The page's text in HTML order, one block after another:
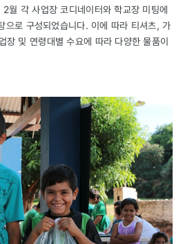
각 사업장 코디네이터와 학교장 미팅에
으로 구성되었습니다. 이에 따라 티셔츠, 가
및 연령대별 수요에 따라 다양한 물품이